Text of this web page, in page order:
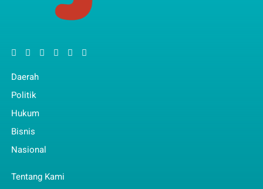
Daerah
Politik
Hukum
Bisnis
Nasional
Tentang Kami